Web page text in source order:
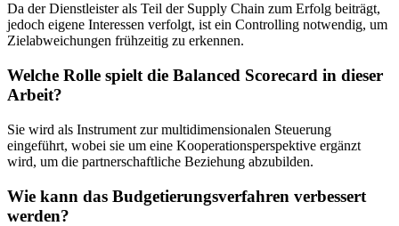
Da der Dienstleister als Teil der Supply Chain zum Erfolg beiträgt,
jedoch eigene Interessen verfolgt, ist ein Controlling notwendig, um
Zielabweichungen frühzeitig zu erkennen.
Welche Rolle spielt die Balanced Scorecard in dieser
Arbeit?
Sie wird als Instrument zur multidimensionalen Steuerung
eingeführt, wobei sie um eine Kooperationsperspektive ergänzt
wird, um die partnerschaftliche Beziehung abzubilden.
Wie kann das Budgetierungsverfahren verbessert
werden?